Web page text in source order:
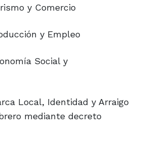
y Comercio
y Empleo
Social y
Local, Identidad y Arraigo
mediante decreto